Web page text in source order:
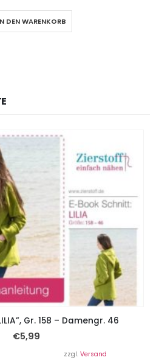
DEN WARENKORB
Gr. 158 – Damengr. 46
€5,99
zzgl. Versand